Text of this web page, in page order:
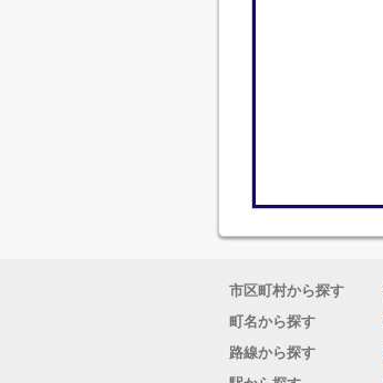
市区町村から探す
町名から探す
路線から探す